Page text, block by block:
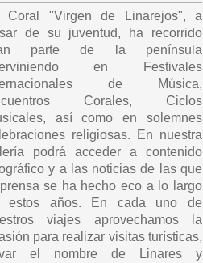
Coral "Virgen de Linarejos", a
de su juventud, ha recorrido
parte de la península
en Festivales
de Música,
Corales, Ciclos
así como en solemnes
religiosas. En nuestra
podrá acceder a contenido
y a las noticias de las que
se ha hecho eco a lo largo
estos años. En cada uno de
viajes aprovechamos la
para realizar visitas turísticas,
el nombre de Linares y